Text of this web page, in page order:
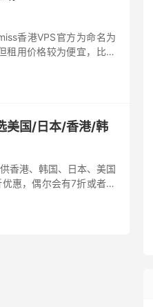
香港VPS官方为命名为
租用价格较为便宜，比较
美国/日本/香港/韩
香港、韩国、日本、美国
惠，偶尔会有7折或者更